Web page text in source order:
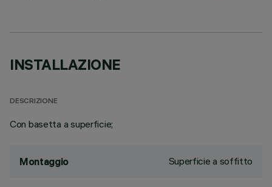
INSTALLAZIONE
DESCRIZIONE
Con basetta a superficie;
Montaggio Superficie a soffitto